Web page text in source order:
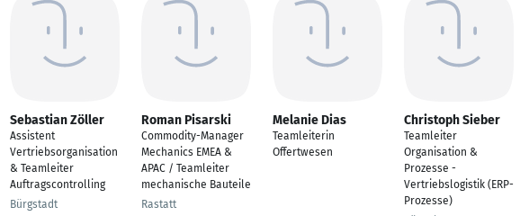
Sebastian Zöller
Assistent
Vertriebsorganisation
& Teamleiter
Auftragscontrolling
Bürgstadt
Roman Pisarski
Commodity-Manager
Mechanics EMEA &
APAC / Teamleiter
mechanische Bauteile
Rastatt
Melanie Dias
Teamleiterin
Offertwesen
Christoph Sieber
Teamleiter
Organisation &
Prozesse -
Vertriebslogistik (ERP-
Prozesse)